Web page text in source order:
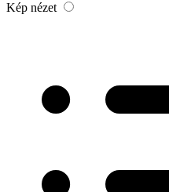
Kép nézet